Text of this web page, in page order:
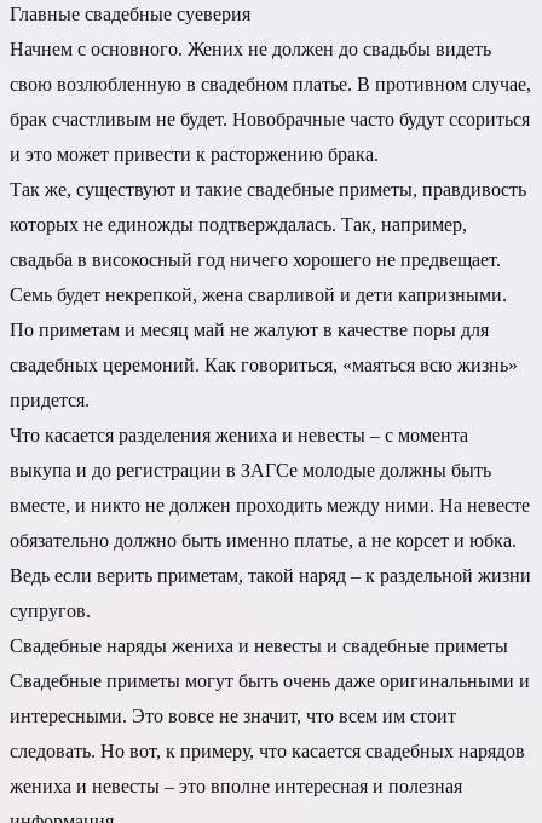
Главные свадебные суеверия
Начнем с основного. Жених не должен до свадьбы видеть
свою возлюбленную в свадебном платье. В противном случае,
брак счастливым не будет. Новобрачные часто будут ссориться
и это может привести к расторжению брака.
Так же, существуют и такие свадебные приметы, правдивость
которых не единожды подтверждалась. Так, например,
свадьба в високосный год ничего хорошего не предвещает.
Семь будет некрепкой, жена сварливой и дети капризными.
По приметам и месяц май не жалуют в качестве поры для
свадебных церемоний. Как говориться, «маяться всю жизнь»
придется.
Что касается разделения жениха и невесты – с момента
выкупа и до регистрации в ЗАГСе молодые должны быть
вместе, и никто не должен проходить между ними. На невесте
обязательно должно быть именно платье, а не корсет и юбка.
Ведь если верить приметам, такой наряд – к раздельной жизни
супругов.
Свадебные наряды жениха и невесты и свадебные приметы
Свадебные приметы могут быть очень даже оригинальными и
интересными. Это вовсе не значит, что всем им стоит
следовать. Но вот, к примеру, что касается свадебных нарядов
жениха и невесты – это вполне интересная и полезная